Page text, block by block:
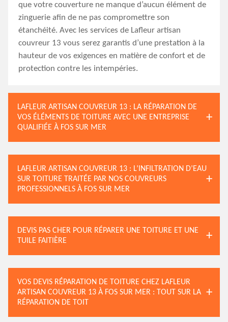
que votre couverture ne manque d’aucun élément de
zinguerie afin de ne pas compromettre son
étanchéité. Avec les services de Lafleur artisan
couvreur 13 vous serez garantis d’une prestation à la
hauteur de vos exigences en matière de confort et de
protection contre les intempéries.
LAFLEUR ARTISAN COUVREUR 13 : LA RÉPARATION DE
VOS ÉLÉMENTS DE TOITURE AVEC UNE ENTREPRISE
QUALIFIÉE À FOS SUR MER
LAFLEUR ARTISAN COUVREUR 13 : L’INFILTRATION D’EAU
SUR TOITURE TRAITÉE PAR NOS COUVREURS
PROFESSIONNELS À FOS SUR MER
DEVIS PAS CHER POUR RÉPARER UNE TOITURE ET UNE
TUILE FAITIÈRE
VOS DEVIS RÉPARATION DE TOITURE CHEZ LAFLEUR
ARTISAN COUVREUR 13 À FOS SUR MER : TOUT SUR LA
RÉPARATION DE TOIT